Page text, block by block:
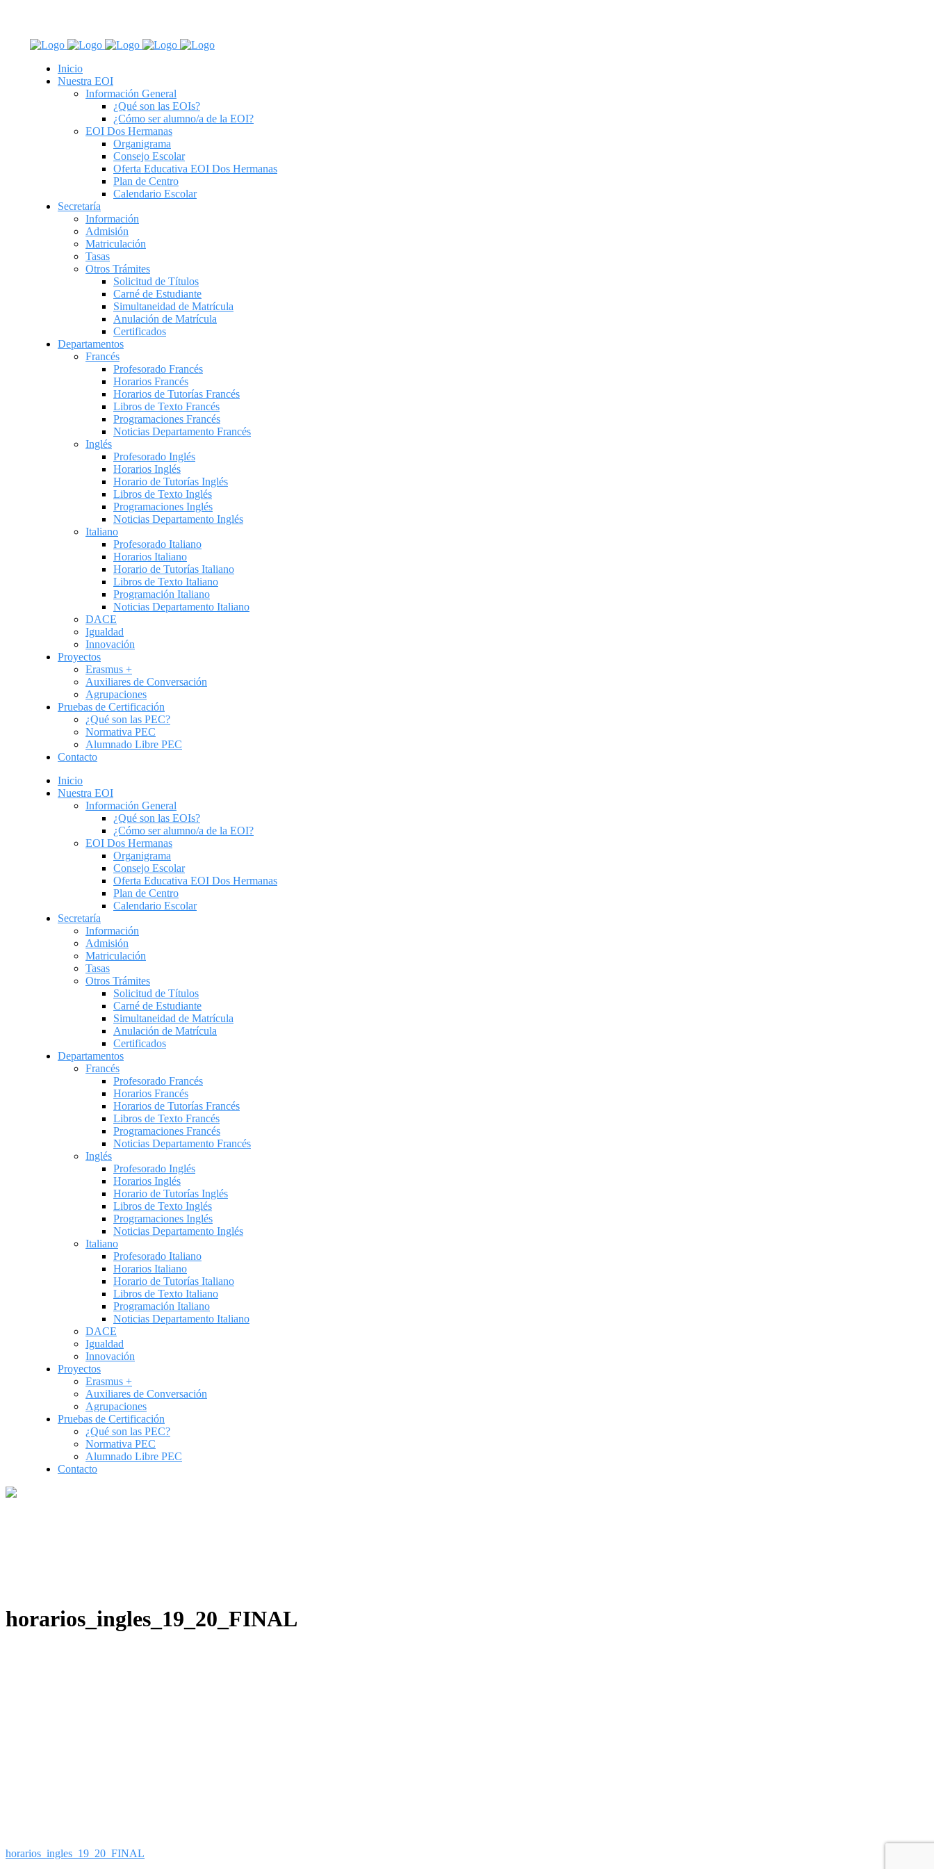
tel: 955 62 43 03
Inicio
Nuestra EOI
Información General
¿Qué son las EOIs?
¿Cómo ser alumno/a de la EOI?
EOI Dos Hermanas
Organigrama
Consejo Escolar
Oferta Educativa EOI Dos Hermanas
Plan de Centro
Calendario Escolar
Secretaría
Información
Admisión
Matriculación
Tasas
Otros Trámites
Solicitud de Títulos
Carné de Estudiante
Simultaneidad de Matrícula
Anulación de Matrícula
Certificados
Departamentos
Francés
Profesorado Francés
Horarios Francés
Horarios de Tutorías Francés
Libros de Texto Francés
Programaciones Francés
Noticias Departamento Francés
Inglés
Profesorado Inglés
Horarios Inglés
Horario de Tutorías Inglés
Libros de Texto Inglés
Programaciones Inglés
Noticias Departamento Inglés
Italiano
Profesorado Italiano
Horarios Italiano
Horario de Tutorías Italiano
Libros de Texto Italiano
Programación Italiano
Noticias Departamento Italiano
DACE
Igualdad
Innovación
Proyectos
Erasmus +
Auxiliares de Conversación
Agrupaciones
Pruebas de Certificación
¿Qué son las PEC?
Normativa PEC
Alumnado Libre PEC
Contacto
Inicio
Nuestra EOI
Información General
¿Qué son las EOIs?
¿Cómo ser alumno/a de la EOI?
EOI Dos Hermanas
Organigrama
Consejo Escolar
Oferta Educativa EOI Dos Hermanas
Plan de Centro
Calendario Escolar
Secretaría
Información
Admisión
Matriculación
Tasas
Otros Trámites
Solicitud de Títulos
Carné de Estudiante
Simultaneidad de Matrícula
Anulación de Matrícula
Certificados
Departamentos
Francés
Profesorado Francés
Horarios Francés
Horarios de Tutorías Francés
Libros de Texto Francés
Programaciones Francés
Noticias Departamento Francés
Inglés
Profesorado Inglés
Horarios Inglés
Horario de Tutorías Inglés
Libros de Texto Inglés
Programaciones Inglés
Noticias Departamento Inglés
Italiano
Profesorado Italiano
Horarios Italiano
Horario de Tutorías Italiano
Libros de Texto Italiano
Programación Italiano
Noticias Departamento Italiano
DACE
Igualdad
Innovación
Proyectos
Erasmus +
Auxiliares de Conversación
Agrupaciones
Pruebas de Certificación
¿Qué son las PEC?
Normativa PEC
Alumnado Libre PEC
Contacto
horarios_ingles_19_20_FINAL
horarios_ingles_19_20_FINAL